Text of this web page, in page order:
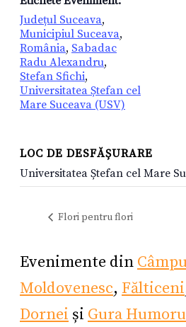
Județul Suceava,
Municipiul Suceava,
România, Sabadac
Radu Alexandru,
Stefan Sfichi,
Universitatea Ștefan cel
Mare Suceava (USV)
LOC DE DESFĂȘURARE
Universitatea Ștefan cel Mare
Flori pentru flori
Evenimente din
Moldovenesc, Fălticeni
Dornei și Gura